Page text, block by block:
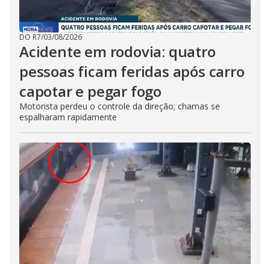
DO R7/03/08/2026
Acidente em rodovia: quatro
pessoas ficam feridas após carro
capotar e pegar fogo
Motorista perdeu o controle da direção; chamas se
espalharam rapidamente